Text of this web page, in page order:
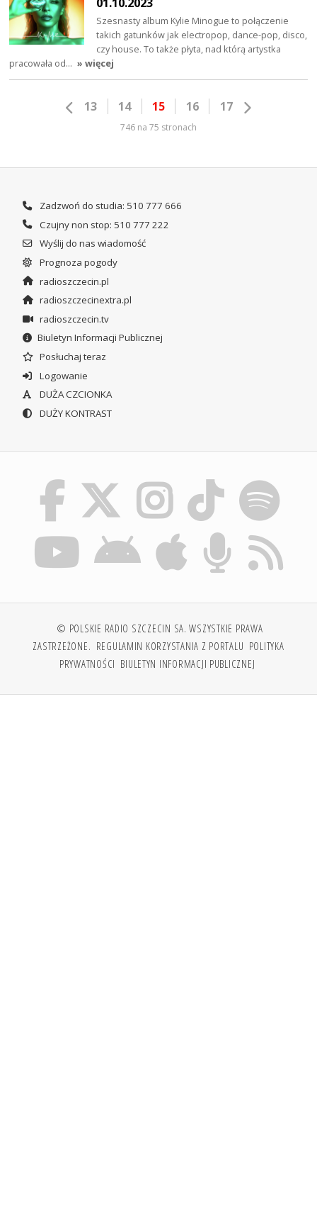
Szesnasty album Kylie Minogue to połączenie
takich gatunków jak electropop, dance-pop, disco,
czy house. To także płyta, nad którą artystka
pracowała od… » więcej
13 14 15 16 17
746 na 75 stronach
Zadzwoń do studia: 510 777 666
Czujny non stop: 510 777 222
Wyślij do nas wiadomość
Prognoza pogody
radioszczecin.pl
radioszczecinextra.pl
radioszczecin.tv
Biuletyn Informacji Publicznej
Posłuchaj teraz
Logowanie
DUŻA CZCIONKA
DUŻY KONTRAST
© POLSKIE RADIO SZCZECIN SA. WSZYSTKIE PRAWA
ZASTRZEŻONE. REGULAMIN KORZYSTANIA Z PORTALU POLITYKA
PRYWATNOŚCI BIULETYN INFORMACJI PUBLICZNEJ